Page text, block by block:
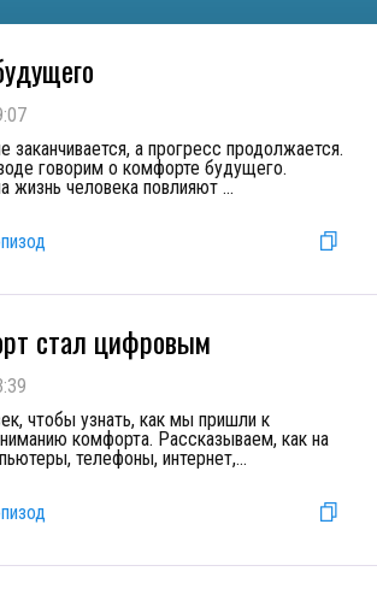
заканчивается, а прогресс продолжается.
говорим о комфорте будущего.
жизнь человека повлияют ...
стал цифровым
чтобы узнать, как мы пришли к
комфорта. Рассказываем, как на
телефоны, интернет,...